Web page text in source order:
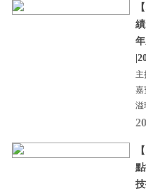
主
嘉
溢